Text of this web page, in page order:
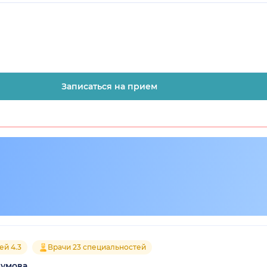
Записаться на прием
4.3 Врачи 23 специальностей